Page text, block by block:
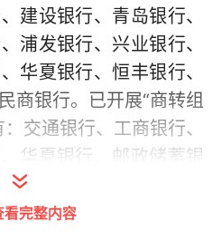
建设银行、青岛银行、
浦发银行、兴业银行、
华夏银行、恒丰银行、
商银行。已开展“商转组
交通银行、工商银行、
华夏银行、邮政储蓄银
业银行。
看完整内容